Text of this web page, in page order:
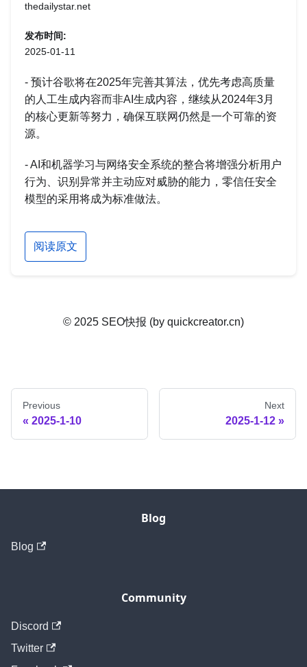
thedailystar.net
发布时间:
2025-01-11
- 预计谷歌将在2025年完善其算法，优先考虑高质量
的人工生成内容而非AI生成内容，继续从2024年3月
的核心更新等努力，确保互联网仍然是一个可靠的资
源。
- AI和机器学习与网络安全系统的整合将增强分析用户
行为、识别异常并主动应对威胁的能力，零信任安全
模型的采用将成为标准做法。
阅读原文
© 2025 SEO快报 (by quickcreator.cn)
Previous
2025-1-10
Next
2025-1-12
Blog
Blog
Community
Discord
Twitter